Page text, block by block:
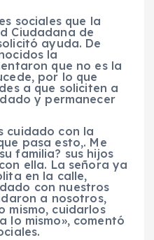
sociales que la
Ciudadana de
ayuda. De
la
que no es la
por lo que
a que soliciten a
y permanecer
cuidado con la
pasa esto,. Me
familia? sus hijos
ella. La señora ya
en la calle,
con nuestros
a nosotros,
mismo, cuidarlos
lo mismo», comentó